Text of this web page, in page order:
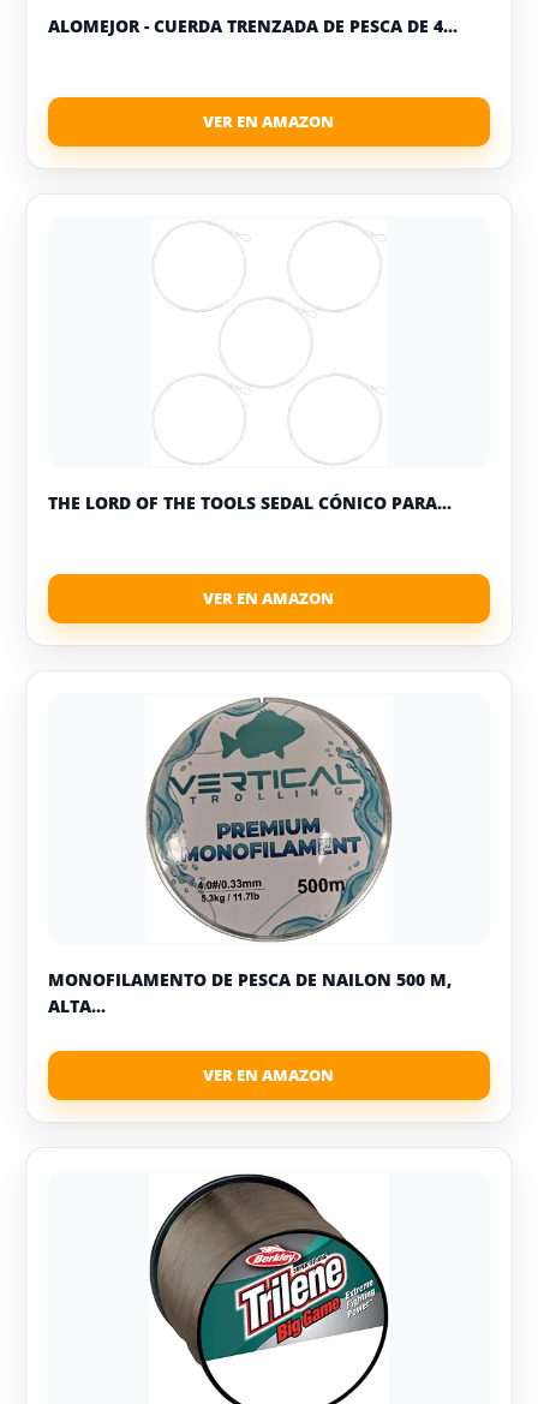
ALOMEJOR - CUERDA TRENZADA DE PESCA DE 4...
THE LORD OF THE TOOLS SEDAL CÓNICO PARA...
MONOFILAMENTO DE PESCA DE NAILON 500 M,
ALTA...